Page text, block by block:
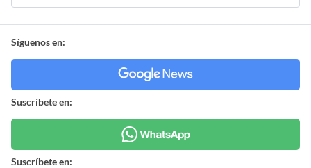
Síguenos en:
Suscríbete en:
Suscríbete en: